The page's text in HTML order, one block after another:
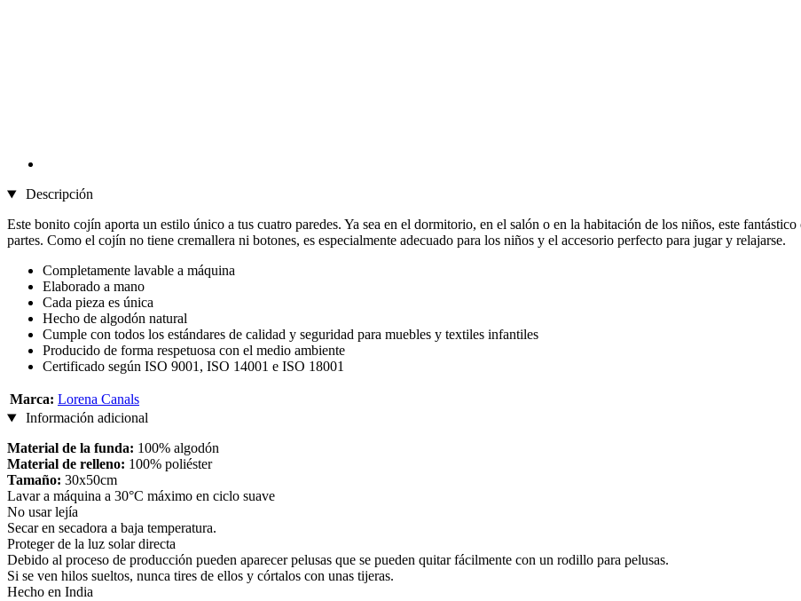
Descripción
Este bonito cojín aporta un estilo único a tus cuatro paredes. Ya sea en el dormitorio, en el salón o en la habitación de los niños, este
partes. Como el cojín no tiene cremallera ni botones, es especialmente adecuado para los niños y el accesorio perfecto para jugar y relajarse.
Completamente lavable a máquina
Elaborado a mano
Cada pieza es única
Hecho de algodón natural
Cumple con todos los estándares de calidad y seguridad para muebles y textiles infantiles
Producido de forma respetuosa con el medio ambiente
Certificado según ISO 9001, ISO 14001 e ISO 18001
Marca: Lorena Canals
Información adicional
Material de la funda: 100% algodón
Material de relleno: 100% poliéster
Tamaño: 30x50cm
Lavar a máquina a 30°C máximo en ciclo suave
No usar lejía
Secar en secadora a baja temperatura.
Proteger de la luz solar directa
Debido al proceso de producción pueden aparecer pelusas que se pueden quitar fácilmente con un rodillo para pelusas.
Si se ven hilos sueltos, nunca tires de ellos y córtalos con unas tijeras.
Hecho en India